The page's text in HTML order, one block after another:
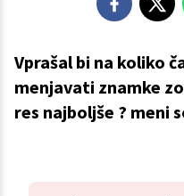
Vprašal bi na koliko
menjavati znamke
res najboljše ? meni